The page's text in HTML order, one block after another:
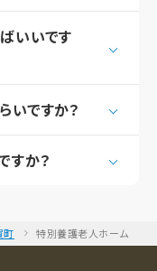
いいです
いですか？
すか？
町 特別養護老人ホーム